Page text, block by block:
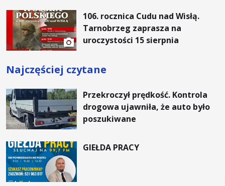
106. rocznica Cudu nad Wisłą.
Tarnobrzeg zaprasza na
uroczystości 15 sierpnia
Najczęściej czytane
Przekroczył prędkość. Kontrola
drogowa ujawniła, że auto było
poszukiwane
GIEŁDA PRACY